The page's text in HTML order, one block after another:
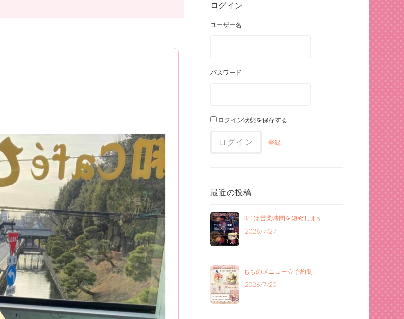
ログイン
ユーザー名
パスワード
ログイン状態を保存する
登録
最近の投稿
8/1は営業時間を短縮します
2026/7/27
もものメニュー‪☆予約制
2026/7/20